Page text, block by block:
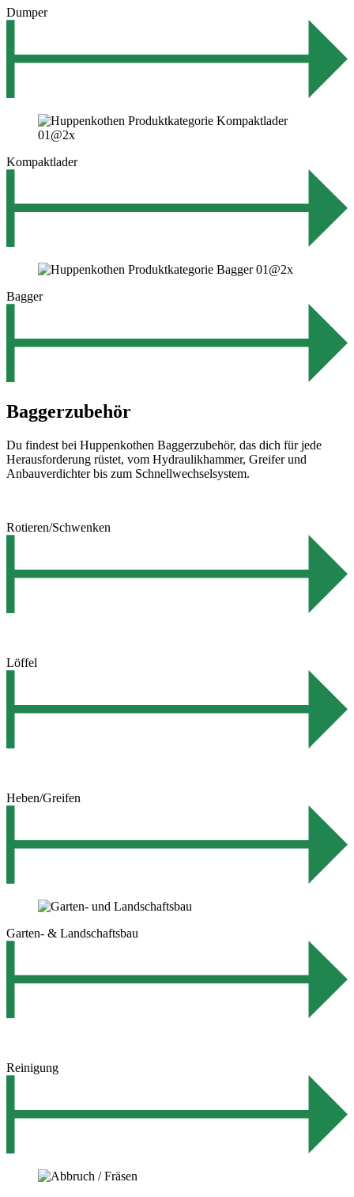
Dumper
Kompaktlader
Bagger
Baggerzubehör
Du findest bei Huppenkothen Baggerzubehör, das dich für jede
Herausforderung rüstet, vom Hydraulikhammer, Greifer und
Anbauverdichter bis zum Schnellwechselsystem.
Rotieren/Schwenken
Löffel
Heben/Greifen
Garten- & Landschaftsbau
Reinigung